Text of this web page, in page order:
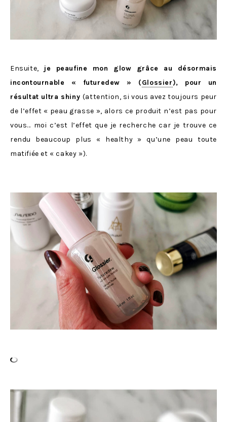
Ensuite,
je peaufine mon glow grâce au désormais
incontournable « futuredew » (Glossier), pour un
résultat ultra shiny (attention, si vous avez toujours peur
de l’effet « peau grasse », alors ce produit n’est pas pour
vous… moi c’est l’effet que je recherche car je trouve ce
rendu beaucoup plus « healthy » qu’une peau toute
matifiée et « cakey »).